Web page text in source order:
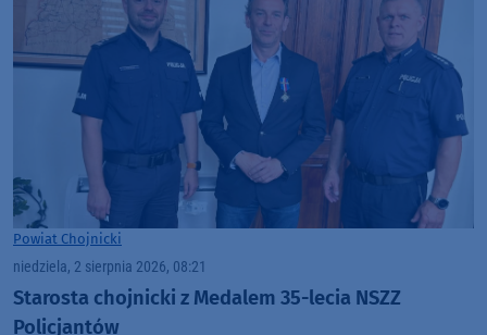
Powiat Chojnicki
niedziela, 2 sierpnia 2026, 08:21
Starosta chojnicki z Medalem 35-lecia NSZZ
Policjantów